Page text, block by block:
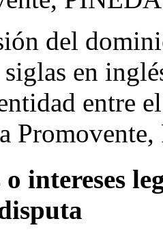
del
siglas en
entre
intereses